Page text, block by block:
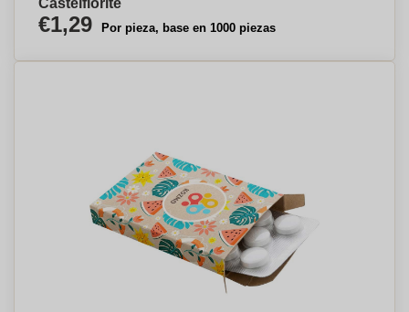
Castelflorite
€1,29 Por pieza, base en 1000 piezas